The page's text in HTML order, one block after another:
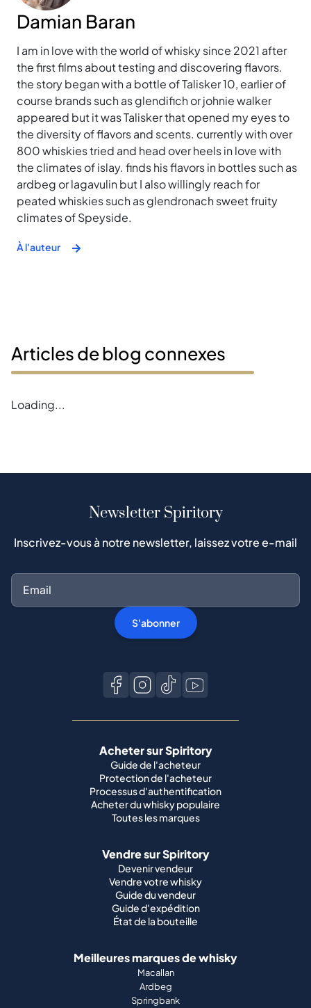
Damian Baran
I am in love with the world of whisky since 2021 after
the first films about testing and discovering flavors.
the story began with a bottle of Talisker 10, earlier of
course brands such as glendifich or johnie walker
appeared but it was Talisker that opened my eyes to
the diversity of flavors and scents. currently with over
800 whiskies tried and head over heels in love with
the climates of islay. finds his flavors in bottles such as
ardbeg or lagavulin but I also willingly reach for
peated whiskies such as glendronach sweet fruity
climates of Speyside.
À l'auteur
Articles de blog connexes
Loading...
Newsletter Spiritory
Inscrivez-vous à notre newsletter, laissez votre e-mail
S'abonner
Acheter sur Spiritory
Guide de l'acheteur
Protection de l'acheteur
Processus d'authentification
Acheter du whisky populaire
Toutes les marques
Vendre sur Spiritory
Devenir vendeur
Vendre votre whisky
Guide du vendeur
Guide d'expédition
État de la bouteille
Meilleures marques de whisky
Macallan
Ardbeg
Springbank